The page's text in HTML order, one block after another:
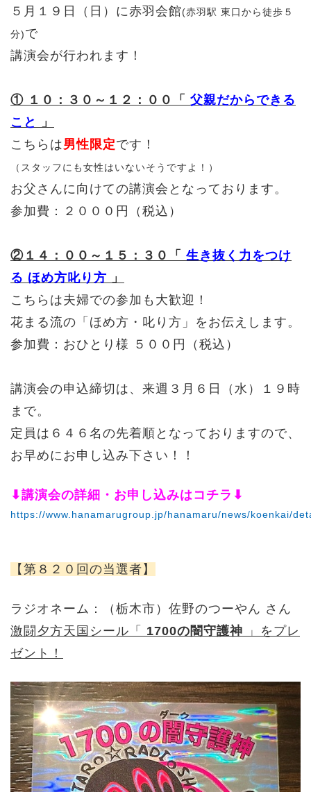
５月１９日（日）に赤羽会館(赤羽駅 東口から徒歩５
分)で
講演会が行われます！
① １０：３０～１２：００「 父親だからできる
こと
」
こちらは男性限定です！
（スタッフにも女性はいないそうですよ！）
お父さんに向けての講演会となっております。
参加費：２０００円（税込）
②１４：００～１５：３０「 生き抜く力をつけ
る ほめ方叱り方 」
こちらは夫婦での参加も大歓迎！
花まる流の「ほめ方・叱り方」をお伝えします。
参加費：おひとり様 ５００円（税込）
講演会の申込締切は、来週３月６日（水）１９時
まで。
定員は６４６名の先着順となっておりますので、
お早めにお申し込み下さい！！
⬇︎講演会の詳細・お申し込みはコチラ⬇︎
https://www.hanamarugroup.jp/hanamaru/news/koenkai/
【第８２０回の当選者】
ラジオネーム：（栃木市）佐野のつーやん さん
激闘夕方天国シール「 1700の闇守護神 」をプレ
ゼント！